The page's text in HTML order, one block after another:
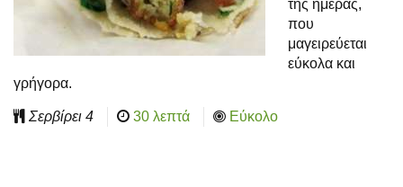
της ημέρας,
που
μαγειρεύεται
εύκολα και
γρήγορα.
Σερβίρει 4 30 λεπτά Εύκολο